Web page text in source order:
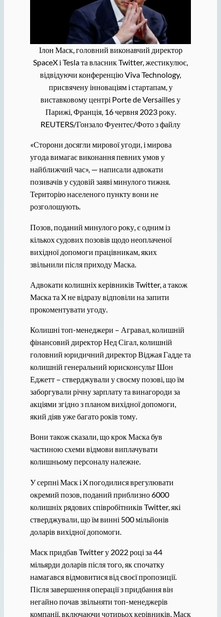
Ілон Маск, головний виконавчий директор
SpaceX і Tesla та власник Twitter, жестикулює,
відвідуючи конференцію Viva Technology,
присвячену інноваціям і стартапам, у
виставковому центрі Porte de Versailles у
Парижі, Франція, 16 червня 2023 року.
REUTERS/Гонзало Фуентес/Фото з файлу
«Сторони досягли мирової угоди, і мирова
угода вимагає виконання певних умов у
найближчий час», — написали адвокати
позивачів у судовій заяві минулого тижня.
Територію населеного пункту вони не
розголошують.
Позов, поданий минулого року, є одним із
кількох судових позовів щодо неоплаченої
вихідної допомоги працівникам, яких
звільнили після приходу Маска.
Адвокати колишніх керівників Twitter, а також
Маска та X не відразу відповіли на запити
прокоментувати угоду.
Колишні топ-менеджери – Агравал, колишній
фінансовий директор Нед Сігал, колишній
головний юридичний директор Віджая Гадде та
колишній генеральний юрисконсульт Шон
Еджетт – стверджували у своєму позові, що їм
заборгували річну зарплату та винагороди за
акціями згідно з планом вихідної допомоги,
який діяв уже багато років тому.
Вони також сказали, що крок Маска був
частиною схеми відмови виплачувати
колишньому персоналу належне.
У серпні Маск і X погодилися врегулювати
окремий позов, поданий приблизно 6000
колишніх рядових співробітників Twitter, які
стверджували, що їм винні 500 мільйонів
доларів вихідної допомоги.
Маск придбав Twitter у 2022 році за 44
мільярди доларів після того, як спочатку
намагався відмовитися від своєї пропозиції.
Після завершення операції з придбання він
негайно почав звільняти топ-менеджерів
компанії, включаючи чотирьох керівників. Маск